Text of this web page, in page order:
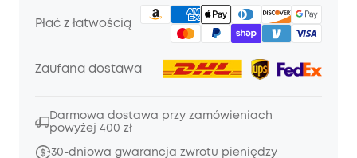
Płać z łatwością
Zaufana dostawa
Darmowa dostawa przy zamówieniach
powyżej 400 zł
30-dniowa gwarancja zwrotu pieniędzy